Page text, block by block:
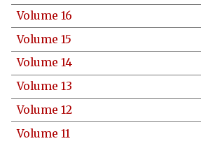
Volume 16
Volume 15
Volume 14
Volume 13
Volume 12
Volume 11